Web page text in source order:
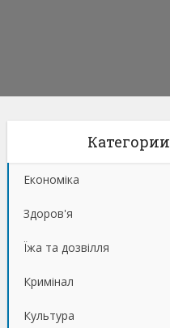
Категории
Економіка
Здоров'я
Їжа та дозвілля
Кримінал
Культура